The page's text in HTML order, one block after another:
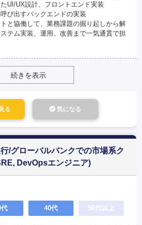
UI/UX設計、フロントエンド実装
び出すバックエンドの実装
と協働して、業務課題の掘り起しから解
テム実装、運用、改善まで一気通貫で担
続きを表示
る 気になる
/グローバルバンクでの市場系ク
DevOpsエンジニア)
40代 50代以上